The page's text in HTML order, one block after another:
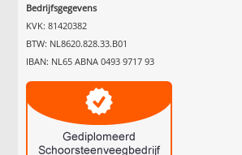
Bedrijfsgegevens
KVK: 81420382
BTW: NL8620.828.33.B01
IBAN: NL65 ABNA 0493 9717 93